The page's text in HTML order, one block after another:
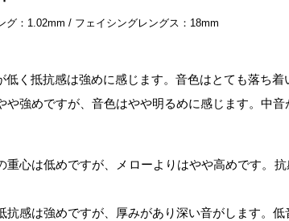
グ：1.02mm / フェイシングレングス：18mm
低く抵抗感は強めに感じます。音色はとても落ち着
や強めですが、音色はやや明るめに感じます。中音
重心は低めですが、メローよりはやや高めです。
抗感は強めですが、厚みがあり深い音がします。低